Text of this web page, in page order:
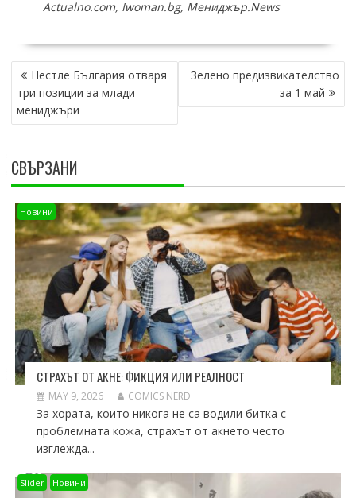
Actualno.com, Iwoman.bg, Мениджър.News
POST
NAVIGATION
Нестле България отваря
три позиции за млади
мениджъри
Зелено предизвикателство
за 1 май
СВЪРЗАНИ
Новини
СТРАХЪТ ОТ АКНЕ: ФИКЦИЯ ИЛИ РЕАЛНОСТ
MAY 9, 2026 COMICS NERD
За хората, които никога не са водили битка с
проблемната кожа, страхът от акнето често
изглежда...
Slider Новини